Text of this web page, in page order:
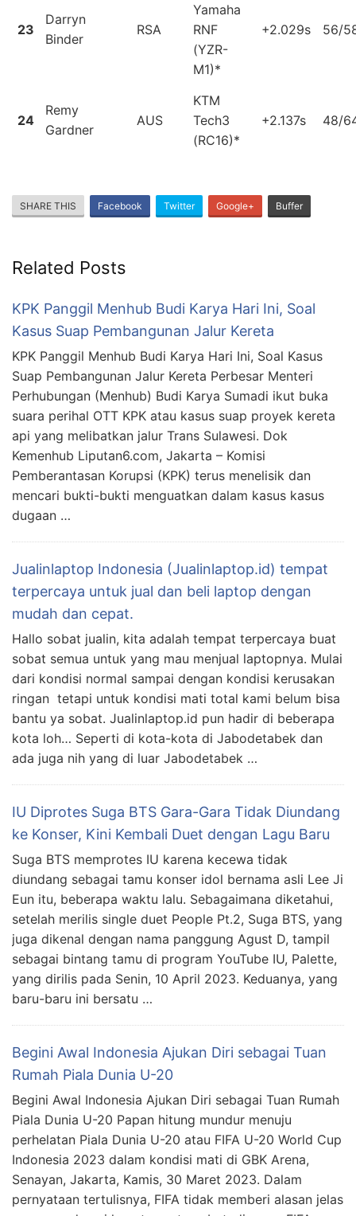
23
Darryn
Binder
RSA
Yamaha
RNF
(YZR-
M1)*
+2.029s 56/
24
Remy
Gardner
AUS
KTM
Tech3
(RC16)*
+2.137s 48/
SHARE THIS Facebook Twitter Google+ Buffer
Related Posts
KPK Panggil Menhub Budi Karya Hari Ini, Soal
Kasus Suap Pembangunan Jalur Kereta
KPK Panggil Menhub Budi Karya Hari Ini, Soal Kasus
Suap Pembangunan Jalur Kereta Perbesar Menteri
Perhubungan (Menhub) Budi Karya Sumadi ikut buka
suara perihal OTT KPK atau kasus suap proyek kereta
api yang melibatkan jalur Trans Sulawesi. Dok
Kemenhub Liputan6.com, Jakarta – Komisi
Pemberantasan Korupsi (KPK) terus menelisik dan
mencari bukti-bukti menguatkan dalam kasus kasus
dugaan …
Jualinlaptop Indonesia (Jualinlaptop.id) tempat
terpercaya untuk jual dan beli laptop dengan
mudah dan cepat.
Hallo sobat jualin, kita adalah tempat terpercaya buat
sobat semua untuk yang mau menjual laptopnya. Mulai
dari kondisi normal sampai dengan kondisi kerusakan
ringan tetapi untuk kondisi mati total kami belum bisa
bantu ya sobat. Jualinlaptop.id pun hadir di beberapa
kota loh… Seperti di kota-kota di Jabodetabek dan
ada juga nih yang di luar Jabodetabek …
IU Diprotes Suga BTS Gara-Gara Tidak Diundang
ke Konser, Kini Kembali Duet dengan Lagu Baru
Suga BTS memprotes IU karena kecewa tidak
diundang sebagai tamu konser idol bernama asli Lee Ji
Eun itu, beberapa waktu lalu. Sebagaimana diketahui,
setelah merilis single duet People Pt.2, Suga BTS, yang
juga dikenal dengan nama panggung Agust D, tampil
sebagai bintang tamu di program YouTube IU, Palette,
yang dirilis pada Senin, 10 April 2023. Keduanya, yang
baru-baru ini bersatu …
Begini Awal Indonesia Ajukan Diri sebagai Tuan
Rumah Piala Dunia U-20
Begini Awal Indonesia Ajukan Diri sebagai Tuan Rumah
Piala Dunia U-20 Papan hitung mundur menuju
perhelatan Piala Dunia U-20 atau FIFA U-20 World Cup
Indonesia 2023 dalam kondisi mati di GBK Arena,
Senayan, Jakarta, Kamis, 30 Maret 2023. Dalam
pernyataan tertulisnya, FIFA tidak memberi alasan jelas